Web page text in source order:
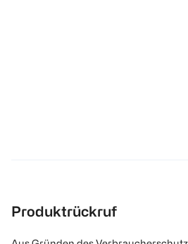
Produktrückruf